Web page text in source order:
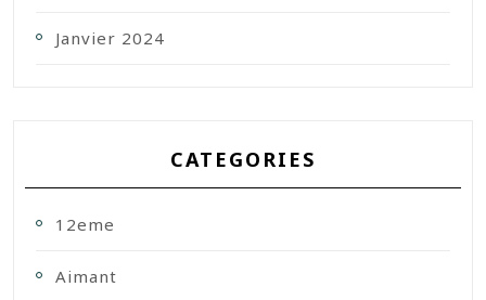
Janvier 2024
CATEGORIES
12eme
Aimant